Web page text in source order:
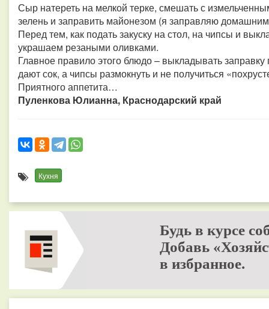
Сыр натереть на мелкой терке, смешать с
зелень и заправить майонезом (я заправляю
Перед тем, как подать закуску на стол, на чипсы и
украшаем резаными оливками.
Главное правило этого блюдо – выкладывать
дают сок, а чипсы размокнуть и не получиться
Приятного аппетита…
Пуленкова Юлианна, Краснодарский край
Кухня
Будь в курсе
Добавь
в избранное.